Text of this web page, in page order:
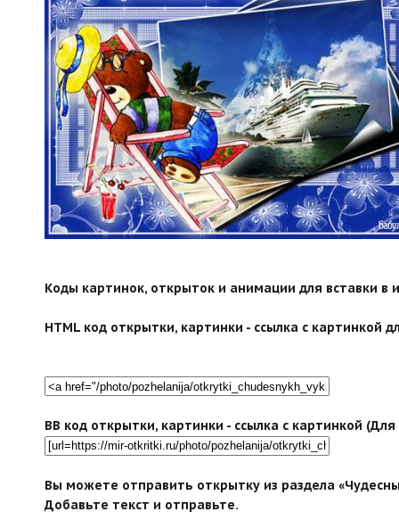
Коды картинок, открыток и анимации для вставки в
HTML код открытки, картинки - ссылка с картинкой
BB код открытки, картинки - ссылка с картинкой
Вы можете отправить открытку из раздела
Добавьте текст и отправьте.